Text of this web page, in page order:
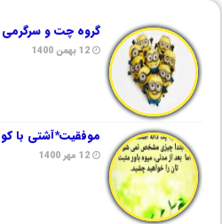
گروه چت و سرگرمی
12 بهمن 1400
موفقیت*آشتی با
12 مهر 1400